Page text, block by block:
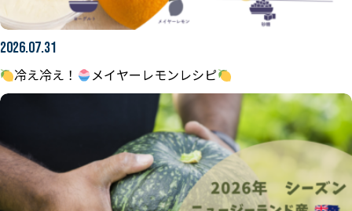
2026.07.31
冷え冷え！
メイヤーレモンレシピ